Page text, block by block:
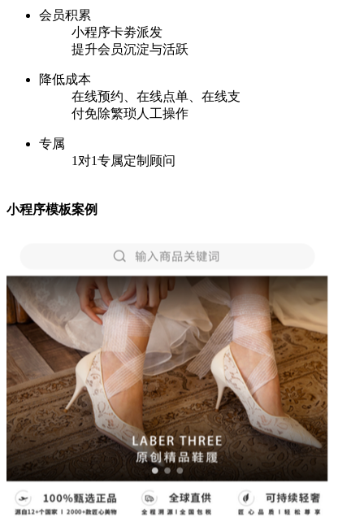
会员积累
小程序卡劵派发
提升会员沉淀与活跃
降低成本
在线预约、在线点单、在线支
付免除繁琐人工操作
专属
1对1专属定制顾问
小程序模板案例